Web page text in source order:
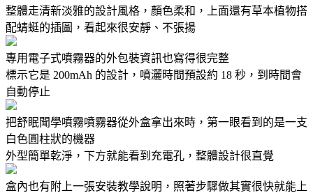
整體走清新淡雅的設計風格，顏色柔和，上面還有草本植物搭
配蜻蜓的插圖，看起來很安靜、不張揚
專用電子式噴霧器的外包裝資訊也寫得很完整
標示它是 200mAh 的設計，噴灑時間預設約 18 秒，到時間會
自動停止
把舒眠聞學噴霧噴霧器從外盒拿出來時，第一眼看到的是一支
白色圓柱狀的機器
外型簡單乾淨，下方就能看到充電孔，整體設計很直覺
盒內也有附上一張安裝教學說明，照著步驟做其實很快就能上